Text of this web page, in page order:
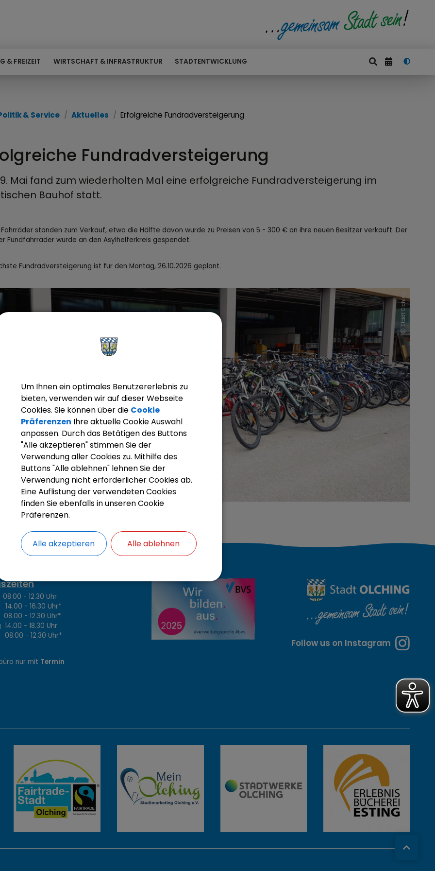
& FREIZEIT WIRTSCHAFT & INFRASTRUKTUR STADTENTWICKLUNG
& Service Aktuelles Erfolgreiche Fundradversteigerung
Fundradversteigerung
Mai fand zum wiederholten Mal eine erfolgreiche Fundradversteigerung im
Bauhof statt.
Fahrräder standen zum Verkauf, etwa die Hälfte davon wurde zu Preisen von 5 - 300 € an ihre neuen Besitzer verkauft. Der
Fundfahrräder wurde an den Asylhelferkreis gespendet.
Fundradversteigerung ist für den Montag, 26.10.2026 geplant.
Stadt Olching
- 12.30 Uhr
- 16.30 Uhr*
- 12.30 Uhr*
- 18.30 Uhr
- 12.30 Uhr*
nur mit Termin
Follow us on Instagram
Um Ihnen ein optimales Benutzererlebnis zu
bieten, verwenden wir auf dieser Webseite
Cookies. Sie können über die Cookie
Präferenzen Ihre aktuelle Cookie Auswahl
anpassen. Durch das Betätigen des Buttons
"Alle akzeptieren" stimmen Sie der
Verwendung aller Cookies zu. Mithilfe des
Buttons "Alle ablehnen" lehnen Sie der
Verwendung nicht erforderlicher Cookies ab.
Eine Auflistung der verwendeten Cookies
finden Sie ebenfalls in unseren Cookie
Präferenzen.
Alle akzeptieren Alle ablehnen